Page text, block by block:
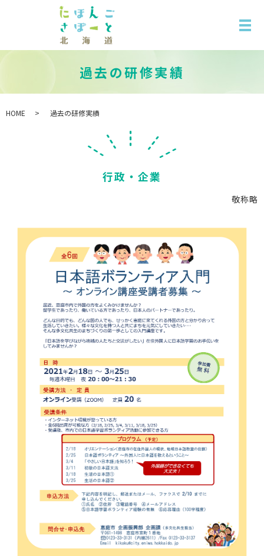
過去の研修実績
HOME 過去の研修実績
行政・企業
敬称略